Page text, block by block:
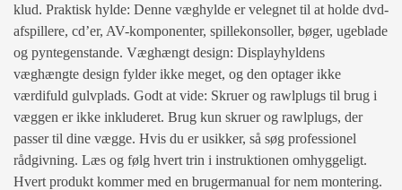
klud. Praktisk hylde: Denne væghylde er velegnet til at holde dvd-
afspillere, cd’er, AV-komponenter, spillekonsoller, bøger, ugeblade
og pyntegenstande. Væghængt design: Displayhyldens
væghængte design fylder ikke meget, og den optager ikke
værdifuld gulvplads. Godt at vide: Skruer og rawlplugs til brug i
væggen er ikke inkluderet. Brug kun skruer og rawlplugs, der
passer til dine vægge. Hvis du er usikker, så søg professionel
rådgivning. Læs og følg hvert trin i instruktionen omhyggeligt.
Hvert produkt kommer med en brugermanual for nem montering.